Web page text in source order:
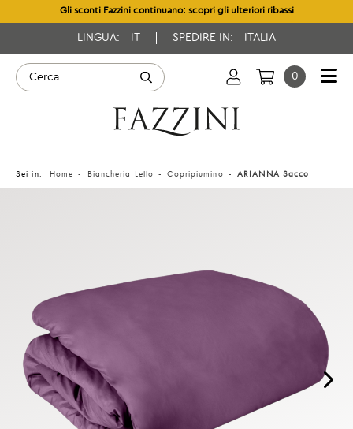
Gli sconti Fazzini continuano: scopri gli ulteriori ribassi
LINGUA: SPEDIRE IN: ITALIA
0
Sei in: Home Biancheria Letto Copripiumino ARIANNA Sacco